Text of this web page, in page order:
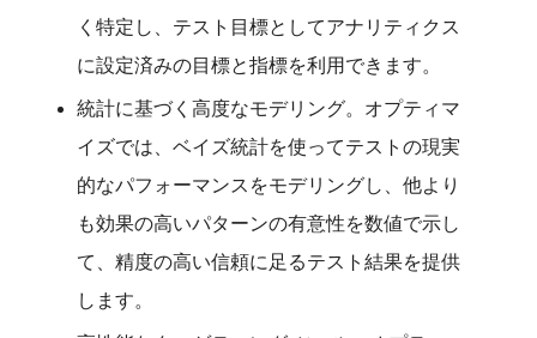
く特定し、テスト目標としてアナリティクス
に設定済みの目標と指標を利用できます。
統計に基づく高度なモデリング。オプティマ
イズでは、ベイズ統計を使ってテストの現実
的なパフォーマンスをモデリングし、他より
も効果の高いパターンの有意性を数値で示し
て、精度の高い信頼に足るテスト結果を提供
します。